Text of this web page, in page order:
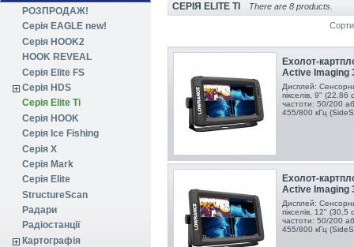
РОЗПРОДАЖ!
Серія EAGLE new!
Серія HOOK2
HOOK REVEAL
Серія Elite FS
Серія HDS
Серія Elite Ti
Серія HOOK
Серія Ice Fishing
Серія X
Серія Mark
Серія Elite
StructureScan
Радари
Радіостанції
Картографія
СЕРІЯ ELITE TI There are 8 products.
Ехолот-
Active Imaging
Дисплей:
пікселів, 9" (22,86
частоти: 50/200
455/800 кГц
Ехолот-
Active Imaging
Дисплей:
пікселів, 12" (30,5
частоти: 50/200
455/800 кГц